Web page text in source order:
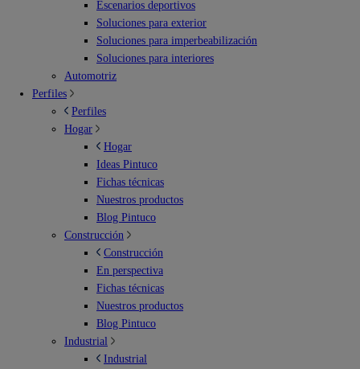
Escenarios deportivos
Soluciones para exterior
Soluciones para imperbeabilización
Soluciones para interiores
Automotriz
Perfiles
Perfiles
Hogar
Hogar
Ideas Pintuco
Fichas técnicas
Nuestros productos
Blog Pintuco
Construcción
Construcción
En perspectiva
Fichas técnicas
Nuestros productos
Blog Pintuco
Industrial
Industrial